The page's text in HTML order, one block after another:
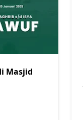
Masjid